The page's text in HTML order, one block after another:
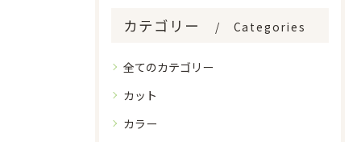
カテゴリー Categories
全てのカテゴリー
カット
カラー